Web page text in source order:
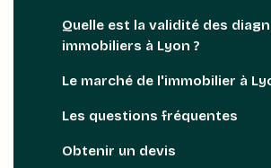
Quelle est la validité des
immobiliers à Lyon ?
Le marché de l'immobilier à
Les questions fréquentes
Obtenir un devis